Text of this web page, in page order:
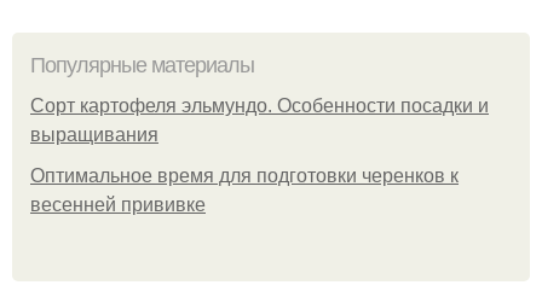
Популярные материалы
Сорт картофеля эльмундо. Особенности посадки и
выращивания
Оптимальное время для подготовки черенков к
весенней прививке